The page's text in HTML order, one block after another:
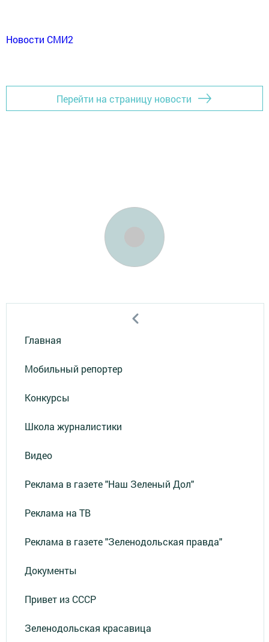
Новости СМИ2
Перейти на страницу новости
Главная
Мобильный репортер
Конкурсы
Школа журналистики
Видео
Реклама в газете "Наш Зеленый Дол"
Реклама на ТВ
Реклама в газете "Зеленодольская правда"
Документы
Привет из СССР
Зеленодольская красавица